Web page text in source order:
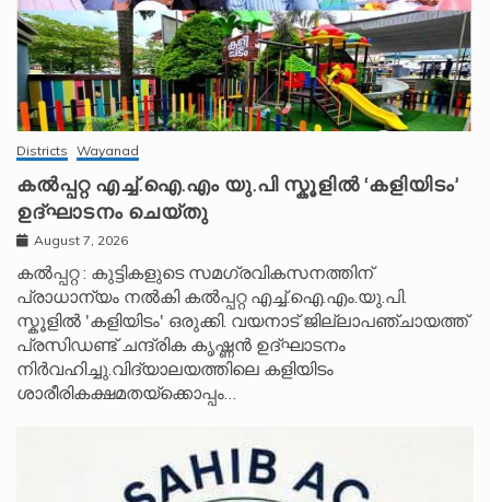
Districts Wayanad
കൽപ്പറ്റ എച്ച്.ഐ.എം യു.പി സ്കൂ‌ളിൽ ‘കളിയിടം’
ഉദ്ഘാടനം ചെയ്തു
August 7, 2026
കൽപ്പറ്റ : കുട്ടികളുടെ സമഗ്രവികസനത്തിന്
പ്രാധാന്യം നൽകി കൽപ്പറ്റ എച്ച്.ഐ.എം.യു.പി.
സ്കൂ‌ളിൽ 'കളിയിടം' ഒരുക്കി. വയനാട് ജില്ലാപഞ്ചായത്ത്
പ്രസിഡണ്ട് ചന്ദ്രിക കൃഷ്ണൻ ഉദ്ഘാടനം
നിർവഹിച്ചു.വിദ്യാലയത്തിലെ കളിയിടം
ശാരീരികക്ഷമതയ്‌ക്കൊപ്പം…